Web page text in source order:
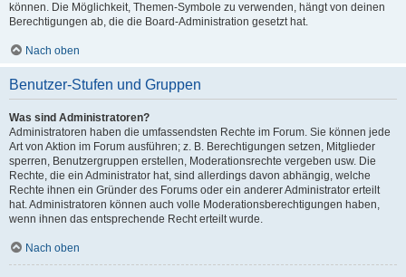
können. Die Möglichkeit, Themen-Symbole zu verwenden, hängt von deinen
Berechtigungen ab, die die Board-Administration gesetzt hat.
Nach oben
Benutzer-Stufen und Gruppen
Was sind Administratoren?
Administratoren haben die umfassendsten Rechte im Forum. Sie können jede
Art von Aktion im Forum ausführen; z. B. Berechtigungen setzen, Mitglieder
sperren, Benutzergruppen erstellen, Moderationsrechte vergeben usw. Die
Rechte, die ein Administrator hat, sind allerdings davon abhängig, welche
Rechte ihnen ein Gründer des Forums oder ein anderer Administrator erteilt
hat. Administratoren können auch volle Moderationsberechtigungen haben,
wenn ihnen das entsprechende Recht erteilt wurde.
Nach oben